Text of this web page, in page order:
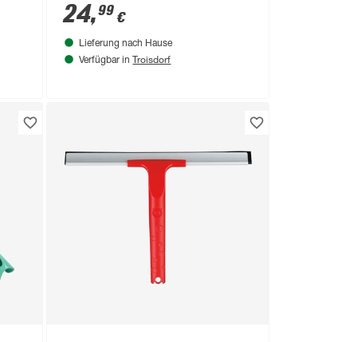
24,99 €
Lieferung nach Hause
Verfügbar in Troisdorf